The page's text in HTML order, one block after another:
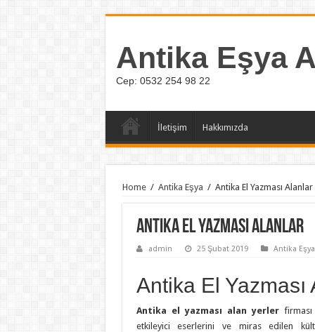
Antika Eşya
Cep: 0532 254 98 22
İletişim Hakkımızda
Home / Antika Eşya / Antika El Yazması Alanlar
Antika El Yazması Alanlar
admin 25 Şubat 2019 Antika Eşya
Antika El Yazması
Antika el yazması alan yerlerfirması
etkileyici eserlerini ve miras edilen